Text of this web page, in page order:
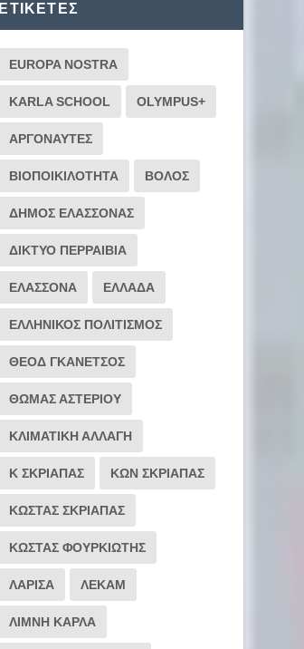
ΕΤΙΚΈΤΕΣ
EUROPA NOSTRA
KARLA SCHOOL OLYMPUS+
ΑΡΓΟΝΑΥΤΕΣ
ΒΙΟΠΟΙΚΙΛΟΤΗΤΑ ΒΟΛΟΣ
ΔΗΜΟΣ ΕΛΑΣΣΟΝΑΣ
ΔΙΚΤΥΟ ΠΕΡΡΑΙΒΙΑ
ΕΛΑΣΣΟΝΑ ΕΛΛΑΔΑ
ΕΛΛΗΝΙΚΟΣ ΠΟΛΙΤΙΣΜΟΣ
ΘΕΟΔ ΓΚΑΝΕΤΣΟΣ
ΘΩΜΑΣ ΑΣΤΕΡΙΟΥ
ΚΛΙΜΑΤΙΚΗ ΑΛΛΑΓΗ
Κ ΣΚΡΙΑΠΑΣ ΚΩΝ ΣΚΡΙΑΠΑΣ
ΚΩΣΤΑΣ ΣΚΡΙΑΠΑΣ
ΚΩΣΤΑΣ ΦΟΥΡΚΙΩΤΗΣ
ΛΑΡΙΣΑ ΛΕΚΑΜ
ΛΙΜΝΗ ΚΑΡΛΑ